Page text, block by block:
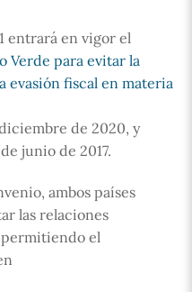
entrará en vigor el
Verde para evitar la
fiscal en materia
de 2020, y
junio de 2017.
ambos países
las relaciones
permitiendo el